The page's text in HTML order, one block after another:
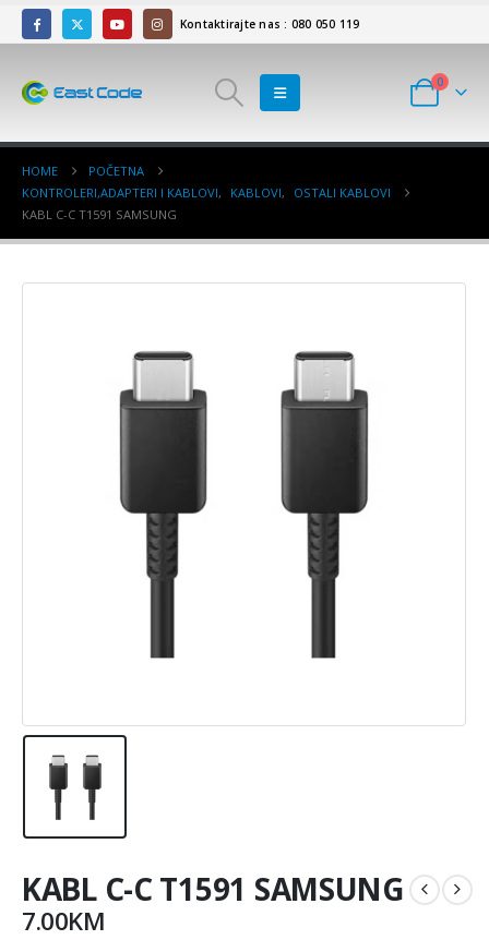
Kontaktirajte nas : 080 050 119
0
HOME
POČETNA
KONTROLERI,ADAPTERI I KABLOVI, KABLOVI,
OSTALI KABLOVI
KABL C-C T1591 SAMSUNG
KABL C-C T1591 SAMSUNG
7.00KM